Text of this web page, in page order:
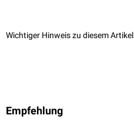
Wichtiger Hinweis zu diesem Artikel
Empfehlung